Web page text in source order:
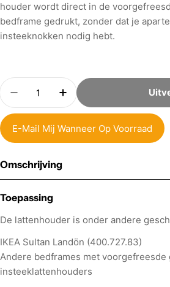
houder wordt direct in de
bedframe gedrukt, zonder dat je
insteeknokken nodig hebt.
Aantal
Hoeveelheid Verminderen
Verhoog Aantal
E-Mail Mij Wanneer Op Voorraad
Omschrijving
Toepassing
De lattenhouder is onder andere
IKEA Sultan Landön (400.727.83)
Andere bedframes met voorgefreesde
insteeklattenhouders